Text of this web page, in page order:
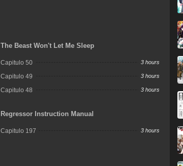
The Beast Won't Let Me Sleep
Capitulo 50 3 hours
Capitulo 49 3 hours
Capitulo 48 3 hours
Regressor Instruction Manual
Capitulo 197 3 hours